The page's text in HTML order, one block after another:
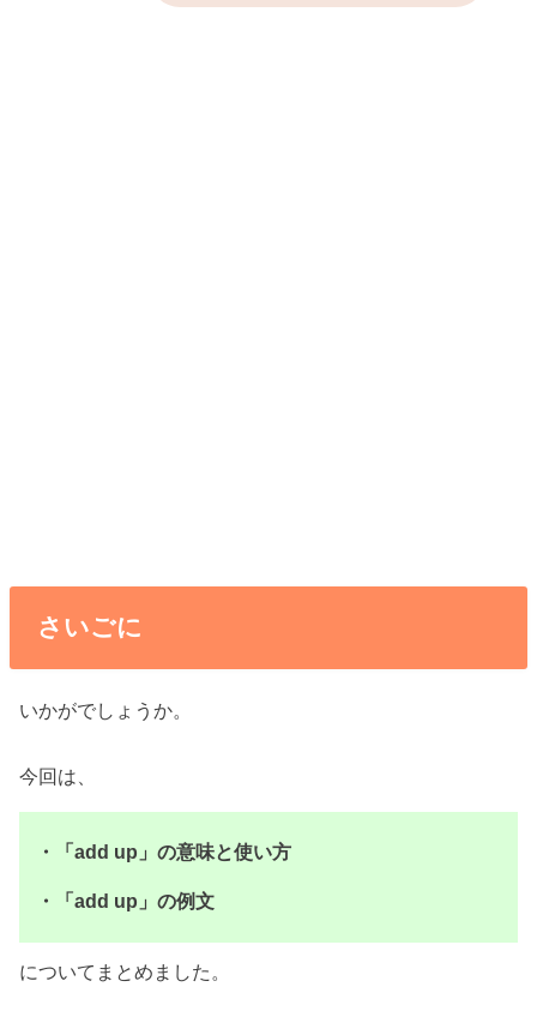
さいごに
いかがでしょうか。
今回は、
・「add up」の意味と使い方
・「add up」の例文
についてまとめました。